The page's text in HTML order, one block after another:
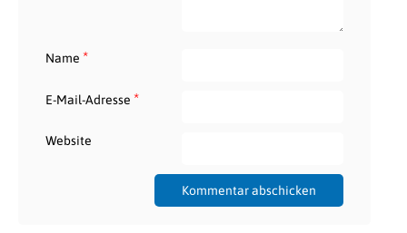
Name *
E-Mail-Adresse *
Website